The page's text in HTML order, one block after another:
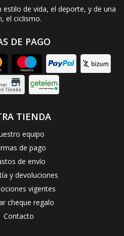
de vida, el deporte, y de una
el ciclismo.
DE PAGO
TIENDA
equipo
de pago
de envío
y devoluciones
vigentes
cheque regalo
Contacto